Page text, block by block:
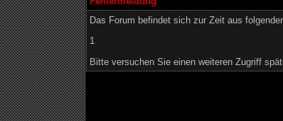
Das Forum befindet sich zur Zeit aus
1
Bitte versuchen Sie einen weiteren Zugriff